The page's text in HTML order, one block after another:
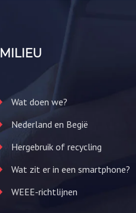
MILIEU
Wat doen we?
Nederland en Begië
Hergebruik of recycling
Wat zit er in een smartphone?
WEEE-richtlijnen